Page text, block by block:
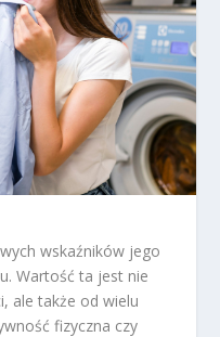
wskaźników jego
Wartość ta jest nie
ale także od wielu
fizyczna czy